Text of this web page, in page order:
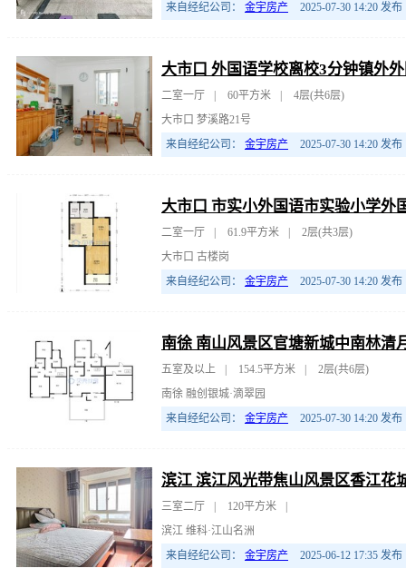
来自经纪公司： 金宇房产 2025-07-30 14:20 发布
大市口 外国语学校离校3分钟镇外
二室一厅 60平方米
4层(共6层)
大市口 梦溪路21号
来自经纪公司： 金宇房产 2025-07-30 14:20 发布
二室一厅 61.9平方米
2层(共3层)
大市口 古楼岗
来自经纪公司： 金宇房产 2025-07-30 14:20 发布
南徐 南山风景区官塘新城中南林清
五室及以上 154.5平方米
2层(共6层)
南徐 融创银城·滴翠园
来自经纪公司： 金宇房产 2025-07-30 14:20 发布
滨江 滨江风光带焦山风景区香江花
三室二厅 120平方米
滨江 维科·江山名洲
来自经纪公司： 金宇房产 2025-06-12 17:35 发布